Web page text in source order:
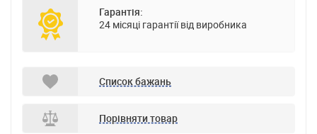
Гарантія:
24 місяці гарантії від виробника
Список бажань
Порівняти товар